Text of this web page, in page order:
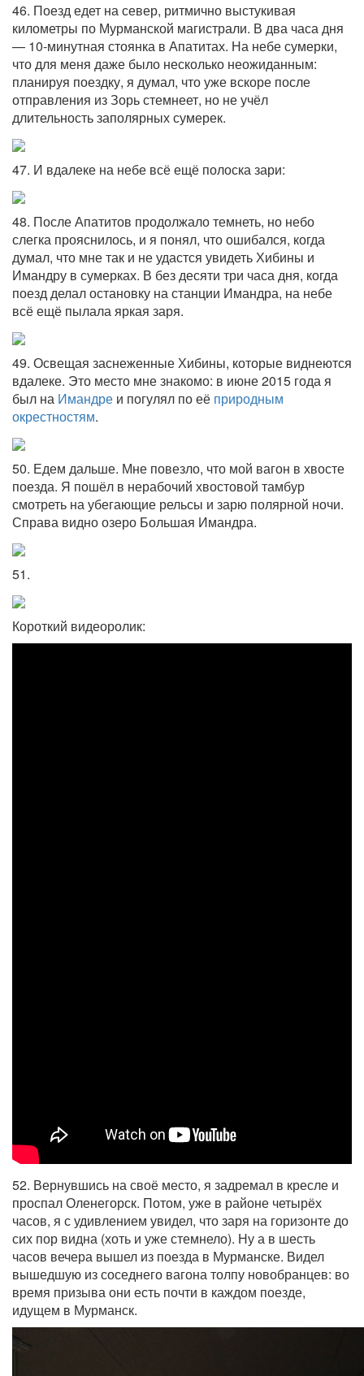
46. Поезд едет на север, ритмично выстукивая
километры по Мурманской магистрали. В два часа дня
— 10-минутная стоянка в Апатитах. На небе сумерки,
что для меня даже было несколько неожиданным:
планируя поездку, я думал, что уже вскоре после
отправления из Зорь стемнеет, но не учёл
длительность заполярных сумерек.
47. И вдалеке на небе всё ещё полоска зари:
48. После Апатитов продолжало темнеть, но небо
слегка прояснилось, и я понял, что ошибался, когда
думал, что мне так и не удастся увидеть Хибины и
Имандру в сумерках. В без десяти три часа дня, когда
поезд делал остановку на станции Имандра, на небе
всё ещё пылала яркая заря.
49. Освещая заснеженные Хибины, которые виднеются
вдалеке. Это место мне знакомо: в июне 2015 года я
был на Имандре и погулял по её природным
окрестностям.
50. Едем дальше. Мне повезло, что мой вагон в хвосте
поезда. Я пошёл в нерабочий хвостовой тамбур
смотреть на убегающие рельсы и зарю полярной ночи.
Справа видно озеро Большая Имандра.
51.
Короткий видеоролик:
52. Вернувшись на своё место, я задремал в кресле и
проспал Оленегорск. Потом, уже в районе четырёх
часов, я с удивлением увидел, что заря на горизонте до
сих пор видна (хоть и уже стемнело). Ну а в шесть
часов вечера вышел из поезда в Мурманске. Видел
вышедшую из соседнего вагона толпу новобранцев: во
время призыва они есть почти в каждом поезде,
идущем в Мурманск.